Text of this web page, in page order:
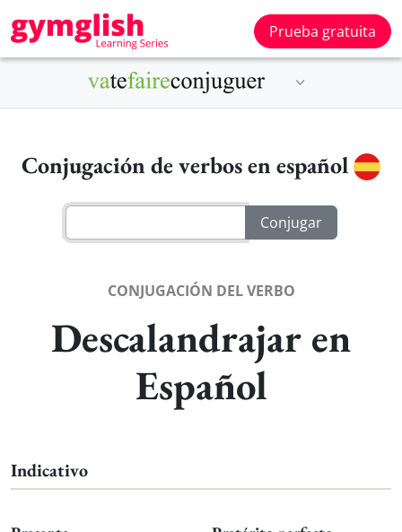
Prueba gratuita
Conjugación de verbos en español
CONJUGACIÓN DEL VERBO
Descalandrajar en
Español
Indicativo